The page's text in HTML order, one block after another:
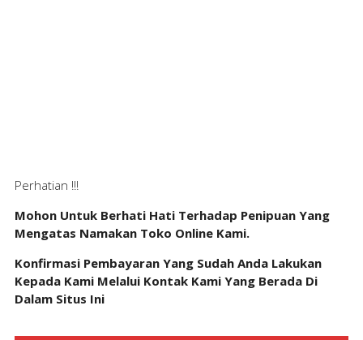
Perhatian !!!
Mohon Untuk Berhati Hati Terhadap Penipuan Yang
Mengatas Namakan Toko Online Kami.
Konfirmasi Pembayaran Yang Sudah Anda Lakukan
Kepada Kami Melalui Kontak Kami Yang Berada Di
Dalam Situs Ini